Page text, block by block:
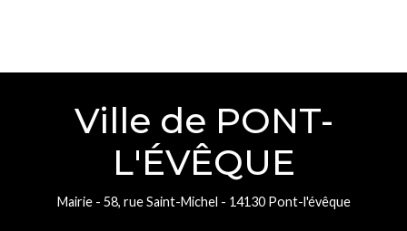
Ville de PONT-
L'ÉVÊQUE
Mairie - 58, rue Saint-Michel - 14130 Pont-l'évêque